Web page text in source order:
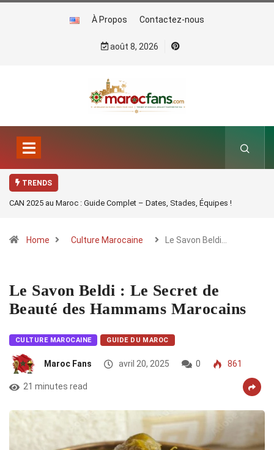
À Propos Contactez-nous
août 8, 2026
TRENDS
CAN 2025 au Maroc : Guide Complet – Dates, Stades, Équipes !
Home Culture Marocaine Le Savon Beldi…
Le Savon Beldi : Le Secret de
Beauté des Hammams Marocains
CULTURE MAROCAINE GUIDE DU MAROC
Maroc Fans avril 20, 2025 0 861
21 minutes read